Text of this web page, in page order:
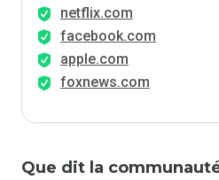
netflix.com
facebook.com
apple.com
foxnews.com
Que dit la